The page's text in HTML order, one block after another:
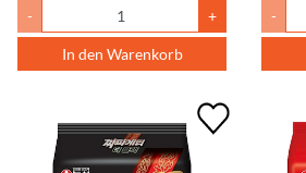
- +
In den Warenkorb
-